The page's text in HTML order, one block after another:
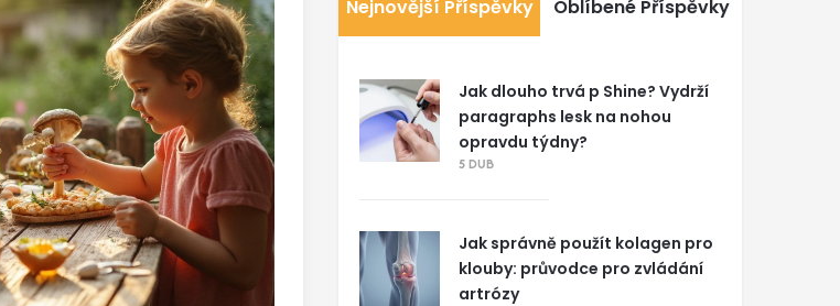
Nejnovější Příspěvky Oblíbené Příspěvky
Jak dlouho trvá p Shine? Vydrží
paragraphs lesk na nohou
opravdu týdny?
5 DUB
Jak správně použít kolagen pro
klouby: průvodce pro zvládání
artrózy